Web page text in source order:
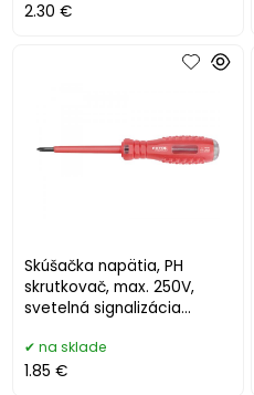
2.30 €
Skúšačka napätia, PH
skrutkovač, max. 250V,
svetelná signalizácia
na sklade
1.85 €